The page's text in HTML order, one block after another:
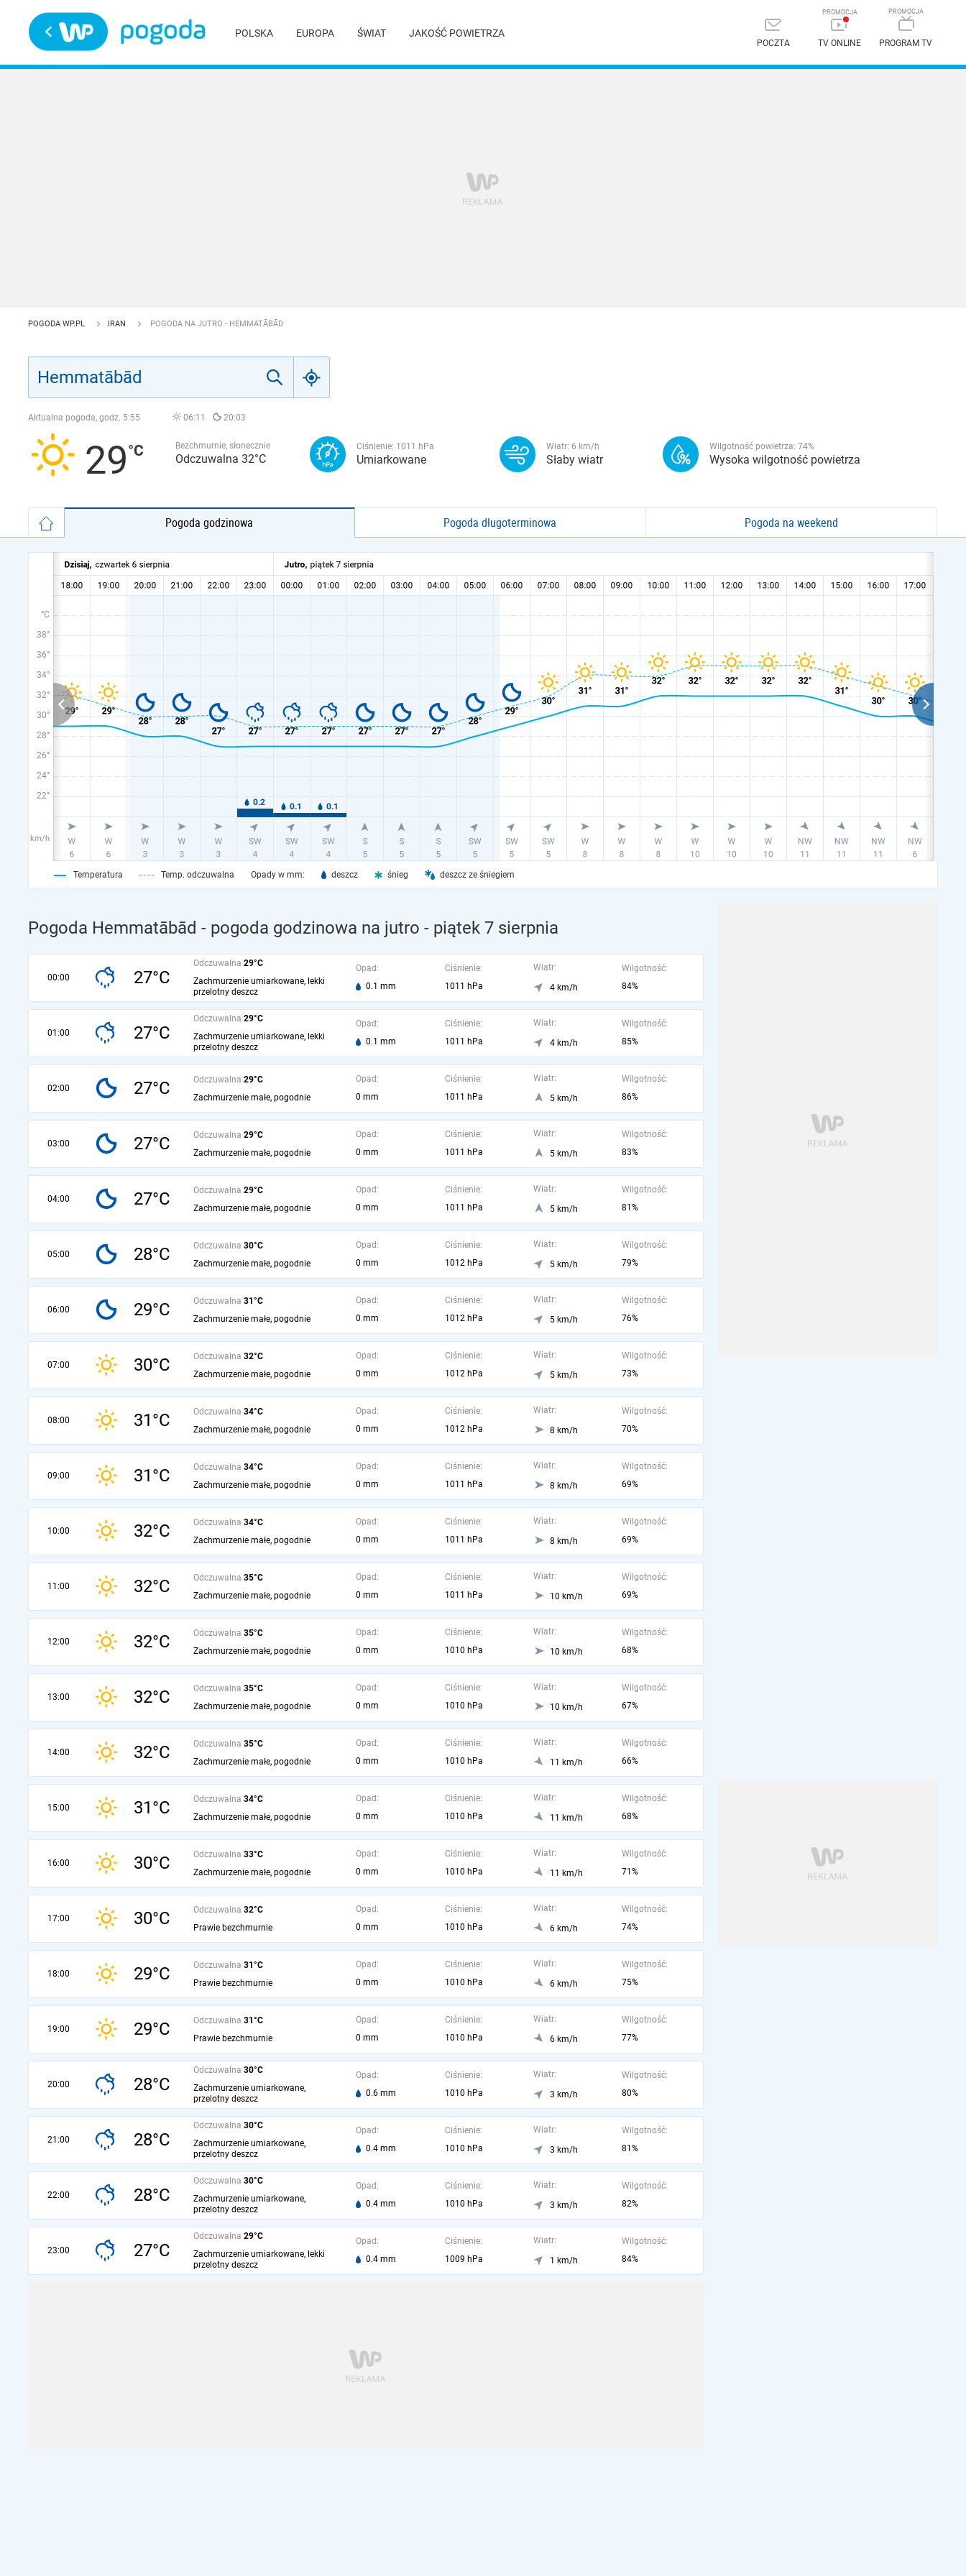
POLSKA EUROPA ŚWIAT JAKOŚĆ POWIETRZA
POCZTA TV ONLINE PROGRAM TV
POGODA WP.PL IRAN POGODA NA JUTRO - HEMMATĀBĀD
Aktualna pogoda, godz. 5:55 06:11 20:03
29 Bezchmurnie, słonecznie
Odczuwalna 32°C
Ciśnienie: 1011 hPa
Umiarkowane
Wiatr: 6 km/h
Słaby wiatr
Wilgotność powietrza: 74%
Wysoka wilgotność powietrza
Pogoda godzinowa Pogoda długoterminowa Pogoda na weekend
°C
38°
36°
34°
32°
30°
28°
26°
24°
22°
km/h
Temperatura Temp. odczuwalna Opady w mm: deszcz śnieg deszcz ze śniegiem
Pogoda Hemmatābād - pogoda godzinowa na jutro - piątek 7 sierpnia
00:00 27°C
Odczuwalna 29°C
Zachmurzenie umiarkowane, lekki
przelotny deszcz
Opad:
0.1 mm
Ciśnienie:
1011 hPa
Wiatr:
4 km/h
Wilgotność:
84%
01:00 27°C
Odczuwalna 29°C
Zachmurzenie umiarkowane, lekki
przelotny deszcz
Opad:
0.1 mm
Ciśnienie:
1011 hPa
Wiatr:
4 km/h
Wilgotność:
85%
02:00 27°C Odczuwalna 29°C
Zachmurzenie małe, pogodnie
Opad:
0 mm
Ciśnienie:
1011 hPa
Wiatr:
5 km/h
Wilgotność:
86%
03:00 27°C Odczuwalna 29°C
Zachmurzenie małe, pogodnie
Opad:
0 mm
Ciśnienie:
1011 hPa
Wiatr:
5 km/h
Wilgotność:
83%
04:00 27°C Odczuwalna 29°C
Zachmurzenie małe, pogodnie
Opad:
0 mm
Ciśnienie:
1011 hPa
Wiatr:
5 km/h
Wilgotność:
81%
05:00 28°C Odczuwalna 30°C
Zachmurzenie małe, pogodnie
Opad:
0 mm
Ciśnienie:
1012 hPa
Wiatr:
5 km/h
Wilgotność:
79%
06:00 29°C Odczuwalna 31°C
Zachmurzenie małe, pogodnie
Opad:
0 mm
Ciśnienie:
1012 hPa
Wiatr:
5 km/h
Wilgotność:
76%
07:00 30°C Odczuwalna 32°C
Zachmurzenie małe, pogodnie
Opad:
0 mm
Ciśnienie:
1012 hPa
Wiatr:
5 km/h
Wilgotność:
73%
08:00 31°C Odczuwalna 34°C
Zachmurzenie małe, pogodnie
Opad:
0 mm
Ciśnienie:
1012 hPa
Wiatr:
8 km/h
Wilgotność:
70%
09:00 31°C Odczuwalna 34°C
Zachmurzenie małe, pogodnie
Opad:
0 mm
Ciśnienie:
1011 hPa
Wiatr:
8 km/h
Wilgotność:
69%
10:00 32°C Odczuwalna 34°C
Zachmurzenie małe, pogodnie
Opad:
0 mm
Ciśnienie:
1011 hPa
Wiatr:
8 km/h
Wilgotność:
69%
11:00 32°C Odczuwalna 35°C
Zachmurzenie małe, pogodnie
Opad:
0 mm
Ciśnienie:
1011 hPa
Wiatr:
10 km/h
Wilgotność:
69%
12:00 32°C Odczuwalna 35°C
Zachmurzenie małe, pogodnie
Opad:
0 mm
Ciśnienie:
1010 hPa
Wiatr:
10 km/h
Wilgotność:
68%
13:00 32°C Odczuwalna 35°C
Zachmurzenie małe, pogodnie
Opad:
0 mm
Ciśnienie:
1010 hPa
Wiatr:
10 km/h
Wilgotność:
67%
14:00 32°C Odczuwalna 35°C
Zachmurzenie małe, pogodnie
Opad:
0 mm
Ciśnienie:
1010 hPa
Wiatr:
11 km/h
Wilgotność:
66%
15:00 31°C Odczuwalna 34°C
Zachmurzenie małe, pogodnie
Opad:
0 mm
Ciśnienie:
1010 hPa
Wiatr:
11 km/h
Wilgotność:
68%
16:00 30°C Odczuwalna 33°C
Zachmurzenie małe, pogodnie
Opad:
0 mm
Ciśnienie:
1010 hPa
Wiatr:
11 km/h
Wilgotność:
71%
17:00 30°C Odczuwalna 32°C
Prawie bezchmurnie
Opad:
0 mm
Ciśnienie:
1010 hPa
Wiatr:
6 km/h
Wilgotność:
74%
18:00 29°C Odczuwalna 31°C
Prawie bezchmurnie
Opad:
0 mm
Ciśnienie:
1010 hPa
Wiatr:
6 km/h
Wilgotność:
75%
19:00 29°C Odczuwalna 31°C
Prawie bezchmurnie
Opad:
0 mm
Ciśnienie:
1010 hPa
Wiatr:
6 km/h
Wilgotność:
77%
20:00 28°C
Odczuwalna 30°C
Zachmurzenie umiarkowane,
przelotny deszcz
Opad:
0.6 mm
Ciśnienie:
1010 hPa
Wiatr:
3 km/h
Wilgotność:
80%
21:00 28°C
Odczuwalna 30°C
Zachmurzenie umiarkowane,
przelotny deszcz
Opad:
0.4 mm
Ciśnienie:
1010 hPa
Wiatr:
3 km/h
Wilgotność:
81%
22:00 28°C
Odczuwalna 30°C
Zachmurzenie umiarkowane,
przelotny deszcz
Opad:
0.4 mm
Ciśnienie:
1010 hPa
Wiatr:
3 km/h
Wilgotność:
82%
23:00 27°C
Odczuwalna 29°C
Zachmurzenie umiarkowane, lekki
przelotny deszcz
Opad:
0.4 mm
Ciśnienie:
1009 hPa
Wiatr:
1 km/h
Wilgotność:
84%